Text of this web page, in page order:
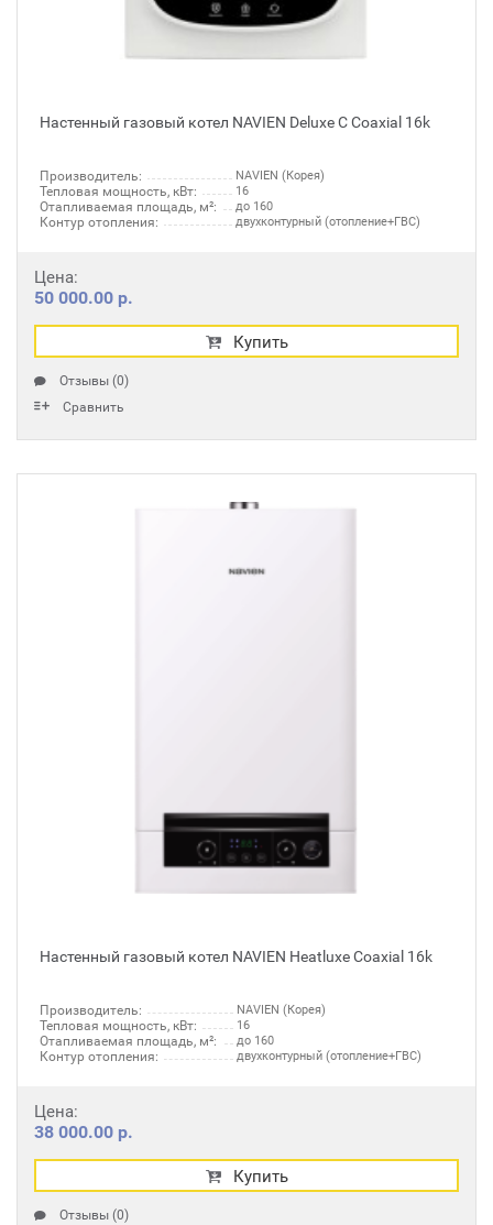
Настенный газовый котел NAVIEN Deluxe C Coaxial 16k
Производитель: NAVIEN (Корея)
Тепловая мощность, кВт: 16
Отапливаемая площадь, м²: до 160
Контур отопления: двухконтурный (отопление+ГВС)
Цена:
50 000.00 р.
Купить
Отзывы (0)
Сравнить
Настенный газовый котел NAVIEN Heatluxe Coaxial 16k
Производитель: NAVIEN (Корея)
Тепловая мощность, кВт: 16
Отапливаемая площадь, м²: до 160
Контур отопления: двухконтурный (отопление+ГВС)
Цена:
38 000.00 р.
Купить
Отзывы (0)